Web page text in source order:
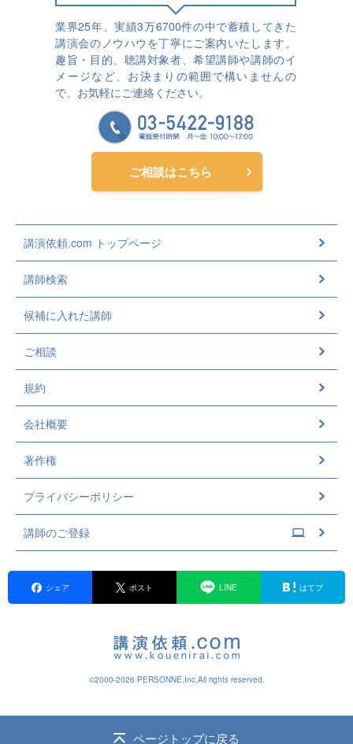
業界25年、実績3万6700件の中で蓄積してきた
講演会のノウハウを丁寧にご案内いたします。
趣旨・目的、聴講対象者、希望講師や講師のイ
メージなど、お決まりの範囲で構いませんの
で、お気軽にご連絡ください。
ご相談はこちら
講演依頼.com トップページ
講師検索
候補に入れた講師
ご相談
規約
会社概要
著作権
プライバシーポリシー
講師のご登録
シェア ポスト LINE はてブ
©2000-2026 PERSONNE,Inc,All rights reserved.
ページトップに戻る